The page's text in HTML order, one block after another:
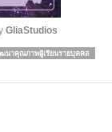
M
GliaStudios
นาคุณภาพผู้เรียนรายบุคคล